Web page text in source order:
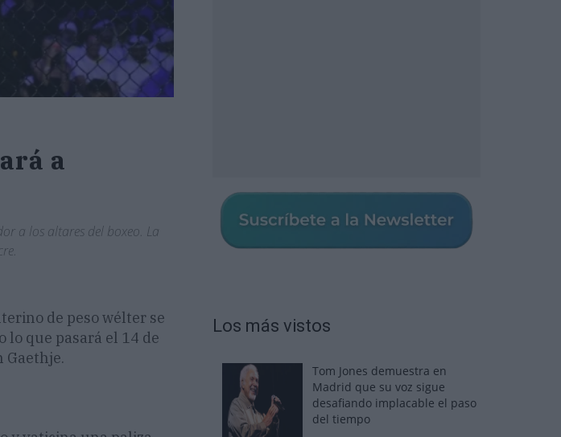
a
a los altares del boxeo. La
de peso wélter se
lo que pasará el 14 de
Gaethje.
Los más vistos
Tom Jones demuestra en
Madrid que su voz sigue
desafiando implacable el paso
del tiempo